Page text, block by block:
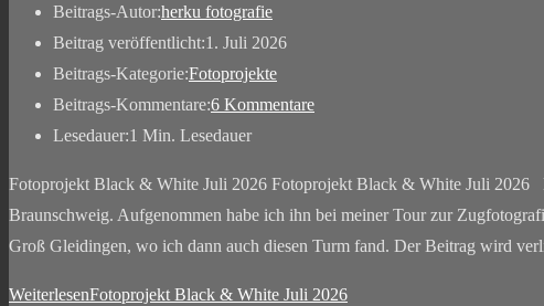
Beitrags-Autor:herku fotografie
Beitrag veröffentlicht:1. Juli 2026
Beitrags-Kategorie:Fotoprojekte
Beitrags-Kommentare:6 Kommentare
Lesedauer:1 Min. Lesedauer
Fotoprojekt Black & White Juli 2026 Fotoprojekt Black & White Juli 2026
Braunschweig. Aufgenommen habe ich ihn bei meiner Tour zur
Groß Gleidingen, wo ich dann auch diesen Turm fand. Der Beitrag wird
WeiterlesenFotoprojekt Black & White Juli 2026